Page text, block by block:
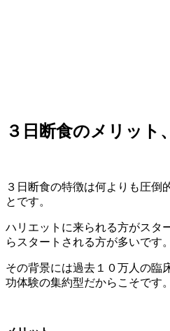
３日断食のメリット
３日断食の特徴は何よりも圧倒
とです。
ハリエットに来られる方がスタ
らスタートされる方が多いです。
その背景には過去１０万人の臨
功体験の集約型だからこそです。